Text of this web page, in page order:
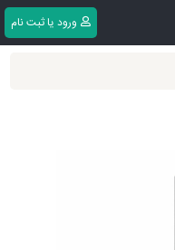
ورود یا ثبت ‌نام